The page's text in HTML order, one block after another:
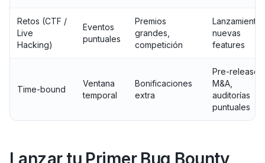
Retos (CTF /
Live
Hacking)
Eventos
puntuales
Premios
grandes,
competición
nuevas
features
Time-bound
Ventana
temporal
Bonificaciones
extra
Pre-release,
M&A,
auditorías
puntuales
Lanzar tu Primer Bug Bounty